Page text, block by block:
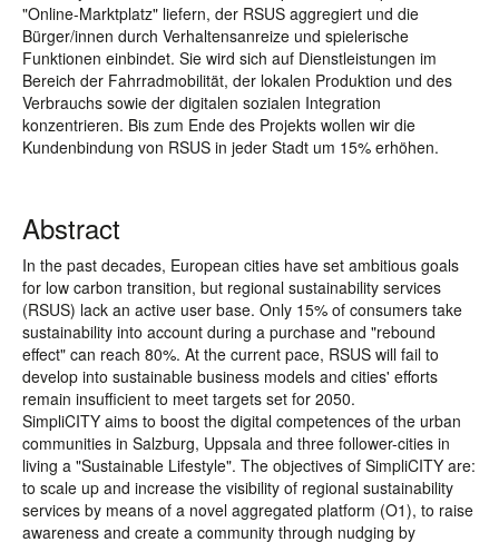
"Online-Marktplatz" liefern, der RSUS aggregiert und die
Bürger/innen durch Verhaltensanreize und spielerische
Funktionen einbindet. Sie wird sich auf Dienstleistungen im
Bereich der Fahrradmobilität, der lokalen Produktion und des
Verbrauchs sowie der digitalen sozialen Integration
konzentrieren. Bis zum Ende des Projekts wollen wir die
Kundenbindung von RSUS in jeder Stadt um 15% erhöhen.
Abstract
In the past decades, European cities have set ambitious goals
for low carbon transition, but regional sustainability services
(RSUS) lack an active user base. Only 15% of consumers take
sustainability into account during a purchase and "rebound
effect" can reach 80%. At the current pace, RSUS will fail to
develop into sustainable business models and cities' efforts
remain insufficient to meet targets set for 2050.
SimpliCITY aims to boost the digital competences of the urban
communities in Salzburg, Uppsala and three follower-cities in
living a "Sustainable Lifestyle". The objectives of SimpliCITY are:
to scale up and increase the visibility of regional sustainability
services by means of a novel aggregated platform (O1), to raise
awareness and create a community through nudging by